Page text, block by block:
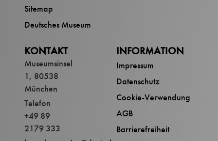
Sitemap
Deutsches Museum
INFORMATION
Impressum
Datenschutz
Cookie-Verwendung
AGB
Barrierefreiheit
KONTAKT
Museumsinsel
1, 80538
München
Telefon
+49 89
2179 333